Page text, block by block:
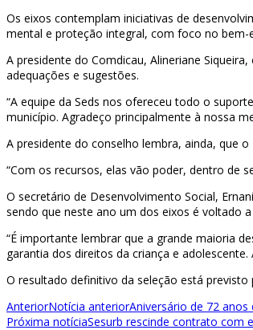
Os eixos contemplam iniciativas de
mental e proteção integral, com foco no bem-
A presidente do Comdicau, Alineriane
adequações e sugestões.
“A equipe da Seds nos ofereceu todo o
município. Agradeço principalmente à nossa
A presidente do conselho lembra, ainda, que
“Com os recursos, elas vão poder, dentro de
O secretário de Desenvolvimento Social,
sendo que neste ano um dos eixos é voltado
“É importante lembrar que a grande maioria
garantia dos direitos da criança e
O resultado definitivo da seleção está
AnteriorNotícia anteriorAniversário de 72
Próxima notíciaSesurb rescinde contrato com